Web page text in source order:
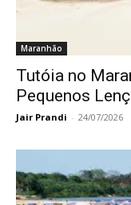
Maranhão
Tutóia no
Pequenos
Jair Prandi - 24/07/2026